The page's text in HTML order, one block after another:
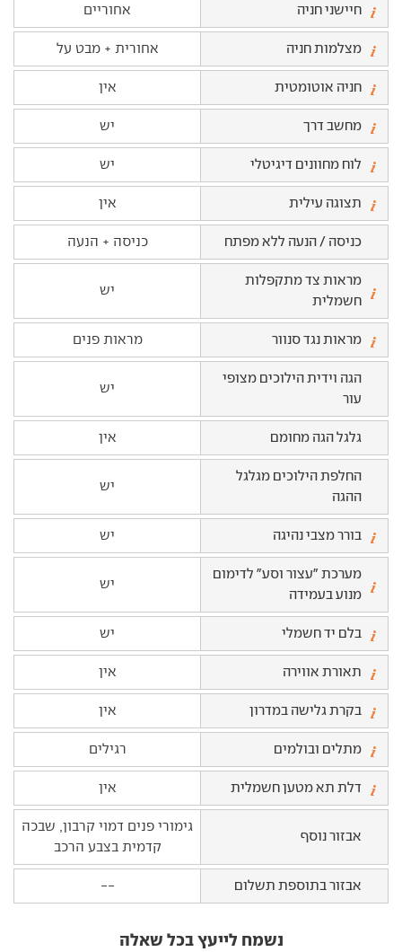
חיישני חניה אחוריים
מצלמות חניה אחורית + מבט על
חניה אוטומטית אין
מחשב דרך יש
לוח מחוונים דיגיטלי יש
תצוגה עילית אין
כניסה / הנעה ללא מפתח כניסה + הנעה
מראות צד מתקפלות
חשמלית
יש
מראות נגד סנוור מראות פנים
הגה וידית הילוכים מצופי
עור
יש
גלגל הגה מחומם אין
החלפת הילוכים מגלגל
ההגה
יש
בורר מצבי נהיגה יש
מערכת "עצור וסע" לדימום
מנוע בעמידה
יש
בלם יד חשמלי יש
תאורת אווירה אין
בקרת גלישה במדרון אין
מתלים ובולמים רגילים
דלת תא מטען חשמלית אין
אבזור נוסף
גימורי פנים דמוי קרבון, שבכה
קדמית בצבע הרכב
אבזור בתוספת תשלום --
נשמח לייעץ בכל שאלה